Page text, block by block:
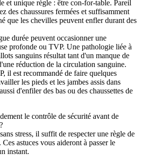
et unique règle : être con-for-table. Pareil
des chaussures fermées et suffisamment
que les chevilles peuvent enfler durant des
durée peuvent occasionner une
profonde ou TVP. Une pathologie liée à
sanguins résultat tant d'un manque de
réduction de la circulation sanguine.
il est recommandé de faire quelques
les pieds et les jambes assis dans
d'enfiler des bas ou des chaussettes de
le contrôle de sécurité avant de
stress, il suffit de respecter une règle de
astuces vous aideront à passer le
instant.